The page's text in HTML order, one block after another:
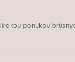
ponukou